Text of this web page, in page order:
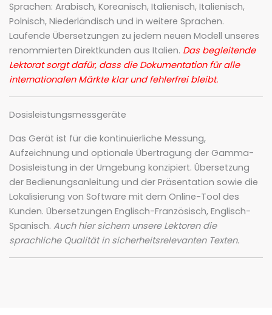
Sprachen: Arabisch, Koreanisch, Italienisch, Italienisch,
Polnisch, Niederländisch und in weitere Sprachen.
Laufende Übersetzungen zu jedem neuen Modell unseres
renommierten Direktkunden aus Italien. Das begleitende
Lektorat sorgt dafür, dass die Dokumentation für alle
internationalen Märkte klar und fehlerfrei bleibt.
Dosisleistungsmessgeräte
Das Gerät ist für die kontinuierliche Messung,
Aufzeichnung und optionale Übertragung der Gamma-
Dosisleistung in der Umgebung konzipiert. Übersetzung
der Bedienungsanleitung und der Präsentation sowie die
Lokalisierung von Software mit dem Online-Tool des
Kunden. Übersetzungen Englisch-Französisch, Englisch-
Spanisch. Auch hier sichern unsere Lektoren die
sprachliche Qualität in sicherheitsrelevanten Texten.